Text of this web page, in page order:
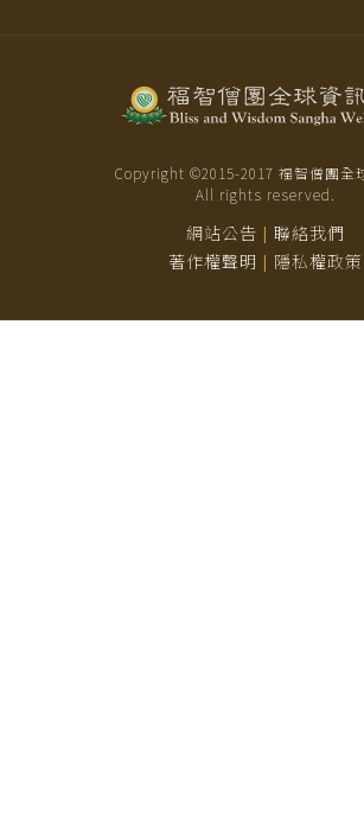
Copyright ©2015-2017 福智僧團全
All rights reserved.
網站公告 | 聯絡我們
著作權聲明 | 隱私權政策